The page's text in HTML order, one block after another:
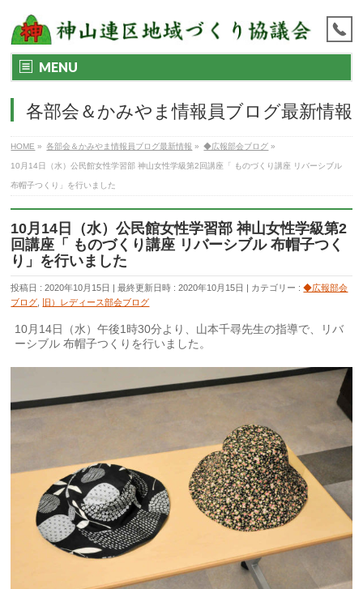
MENU
各部会＆かみやま情報員ブログ最新情報
HOME » 各部会＆かみやま情報員ブログ最新情報 » ◆広報部会ブログ »
10月14日（水）公民館女性学習部 神山女性学級第2回講座「 ものづくり講座 リバーシブル
布帽子つくり」を行いました
10月14日（水）公民館女性学習部 神山女性学級第2
回講座「 ものづくり講座 リバーシブル 布帽子つく
り」を行いました
投稿日 : 2020年10月15日 最終更新日時 : 2020年10月15日 カテゴリー :◆広報部会
ブログ
旧）レディース部会ブログ
10月14日（水）午後1時30分より、山本千尋先生の指導で、リバ
ーシブル 布帽子つくりを行いました。